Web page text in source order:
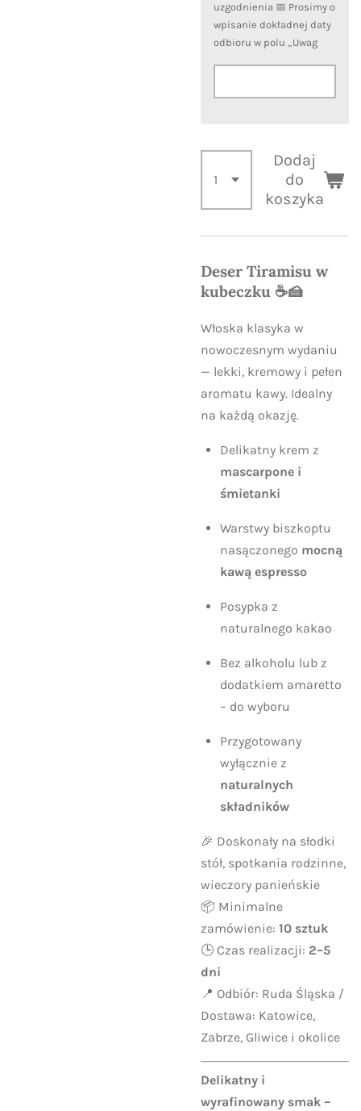
uzgodnienia 📅 Prosimy o
wpisanie dokładnej daty
odbioru w polu „Uwag
Dodaj
do
koszyka
Deser Tiramisu w
kubeczku ☕🍰
Włoska klasyka w
nowoczesnym wydaniu
— lekki, kremowy i pełen
aromatu kawy. Idealny
na każdą okazję.
Delikatny krem z
mascarpone i
śmietanki
Warstwy biszkoptu
nasączonego mocną
kawą espresso
Posypka z
naturalnego kakao
Bez alkoholu lub z
dodatkiem amaretto
– do wyboru
Przygotowany
wyłącznie z
naturalnych
składników
🎉 Doskonały na słodki
stół, spotkania rodzinne,
wieczory panieńskie
📦 Minimalne
zamówienie: 10 sztuk
🕒 Czas realizacji: 2–5
dni
📍 Odbiór: Ruda Śląska /
Dostawa: Katowice,
Zabrze, Gliwice i okolice
Delikatny i
wyrafinowany smak –